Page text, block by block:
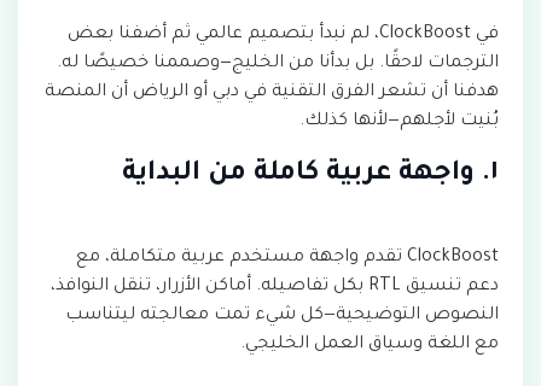
في ClockBoost، لم نبدأ بتصميم عالمي ثم أضفنا بعض
الترجمات لاحقًا. بل بدأنا من الخليج—وصممنا خصيصًا له.
هدفنا أن تشعر الفرق التقنية في دبي أو الرياض أن المنصة
بُنيت لأجلهم—لأنها كذلك.
١. واجهة عربية كاملة من البداية
ClockBoost تقدم واجهة مستخدم عربية متكاملة، مع
دعم تنسيق RTL بكل تفاصيله. أماكن الأزرار، تنقل النوافذ،
النصوص التوضيحية—كل شيء تمت معالجته ليتناسب
مع اللغة وسياق العمل الخليجي.